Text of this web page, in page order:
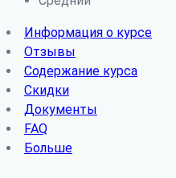
Информация о курсе
Отзывы
Содержание курса
Скидки
Документы
FAQ
Больше